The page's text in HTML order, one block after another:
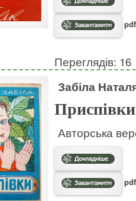
Переглядів: 16
Забіла
Приспівки
Авторська